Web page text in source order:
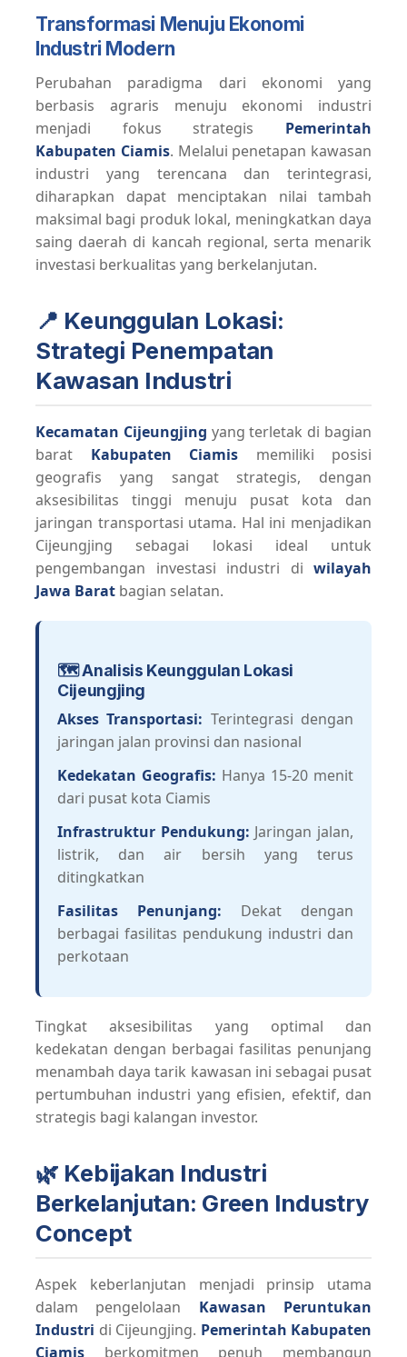
Transformasi Menuju Ekonomi
Industri Modern
Perubahan paradigma dari ekonomi yang
berbasis agraris menuju ekonomi industri
menjadi fokus strategis Pemerintah
Kabupaten Ciamis. Melalui penetapan kawasan
industri yang terencana dan terintegrasi,
diharapkan dapat menciptakan nilai tambah
maksimal bagi produk lokal, meningkatkan daya
saing daerah di kancah regional, serta menarik
investasi berkualitas yang berkelanjutan.
📍 Keunggulan Lokasi:
Strategi Penempatan
Kawasan Industri
Kecamatan Cijeungjing yang terletak di bagian
barat Kabupaten Ciamis memiliki posisi
geografis yang sangat strategis, dengan
aksesibilitas tinggi menuju pusat kota dan
jaringan transportasi utama. Hal ini menjadikan
Cijeungjing sebagai lokasi ideal untuk
pengembangan investasi industri di wilayah
Jawa Barat bagian selatan.
🗺️ Analisis Keunggulan Lokasi
Cijeungjing
Akses Transportasi: Terintegrasi dengan
jaringan jalan provinsi dan nasional
Kedekatan Geografis: Hanya 15-20 menit
dari pusat kota Ciamis
Infrastruktur Pendukung: Jaringan jalan,
listrik, dan air bersih yang terus
ditingkatkan
Fasilitas Penunjang: Dekat dengan
berbagai fasilitas pendukung industri dan
perkotaan
Tingkat aksesibilitas yang optimal dan
kedekatan dengan berbagai fasilitas penunjang
menambah daya tarik kawasan ini sebagai pusat
pertumbuhan industri yang efisien, efektif, dan
strategis bagi kalangan investor.
🌿 Kebijakan Industri
Berkelanjutan: Green Industry
Concept
Aspek keberlanjutan menjadi prinsip utama
dalam pengelolaan Kawasan Peruntukan
Industri di Cijeungjing. Pemerintah Kabupaten
Ciamis berkomitmen penuh membangun